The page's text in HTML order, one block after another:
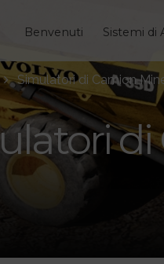
Benvenuti Sistemi di
Simulatori di Camion
di